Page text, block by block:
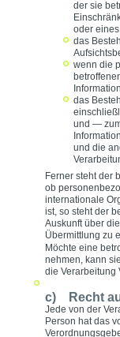
der sie
oder
das
wenn die
das
und —
und die
Ferner steht der
ob
internationale
ist, so steht der
Auskunft über
Übermittlung zu
Möchte eine
nehmen, kann
die Verarbeitung
c) Recht
Jede von der
Person hat das